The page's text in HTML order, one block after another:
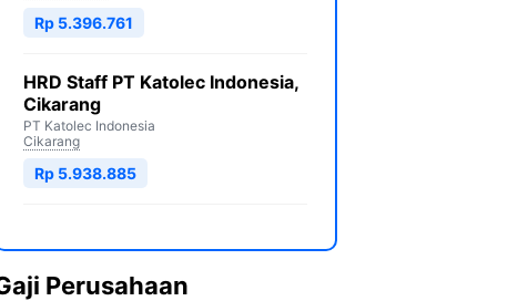
Rp 5.396.761
HRD Staff PT Katolec Indonesia,
Cikarang
PT Katolec Indonesia
Cikarang
Rp 5.938.885
Perusahaan